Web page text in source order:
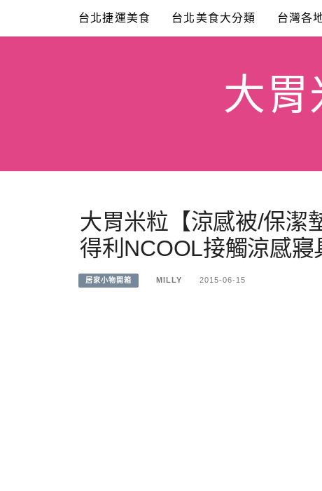
content
台北捷運美食 台北美食大分類 台灣各
大胃
大胃米粒【涼感被/保潔
得利NCOOL接觸涼感
居家小物開箱 MILLY 2015-06-15